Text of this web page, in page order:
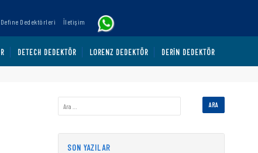
Define Dedektörleri İletişim
DETECH DEDEKTÖR LORENZ DEDEKTÖR DERIN DEDEKTÖR
SON YAZILAR